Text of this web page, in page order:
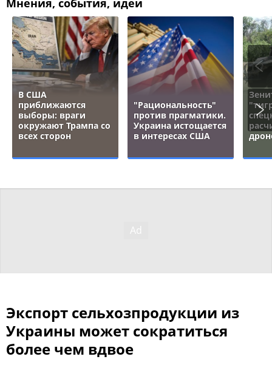
Мнения, события, идеи
В США
приближаются
выборы: враги
окружают Трампа со
всех сторон
"Рациональность"
против прагматики.
Украина истощается
в интересах США
Экспорт сельхозпродукции из
Украины может сократиться
более чем вдвое